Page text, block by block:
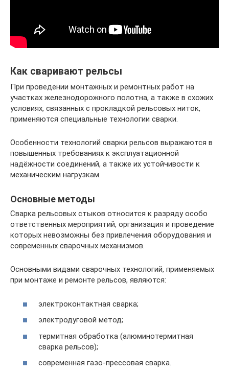
Как сваривают рельсы
При проведении монтажных и ремонтных работ на
участках железнодорожного полотна, а также в схожих
условиях, связанных с прокладкой рельсовых ниток,
применяются специальные технологии сварки.
Особенности технологий сварки рельсов выражаются в
повышенных требованиях к эксплуатационной
надёжности соединений, а также их устойчивости к
механическим нагрузкам.
Основные методы
Сварка рельсовых стыков относится к разряду особо
ответственных мероприятий, организация и проведение
которых невозможны без привлечения оборудования и
современных сварочных механизмов.
Основными видами сварочных технологий, применяемых
при монтаже и ремонте рельсов, являются:
электроконтактная сварка;
электродуговой метод;
термитная обработка (алюминотермитная
сварка рельсов);
современная газо-прессовая сварка.